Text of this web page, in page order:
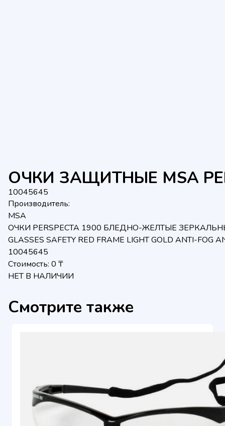
ОЧКИ ЗАЩИТНЫЕ MSA
10045645
Производитель:
MSA
ОЧКИ PERSPECTA 1900 БЛЕДНО-ЖЕЛТЫЕ
GLASSES SAFETY RED FRAME LIGHT GOLD ANTI-FOG
10045645
Стоимость: 0 ₸
НЕТ В НАЛИЧИИ
Смотрите также